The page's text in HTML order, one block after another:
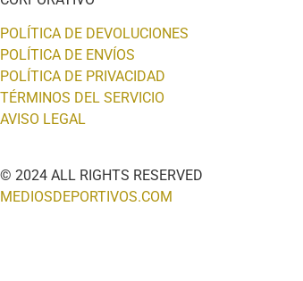
POLÍTICA DE DEVOLUCIONES
POLÍTICA DE ENVÍOS
POLÍTICA DE PRIVACIDAD
TÉRMINOS DEL SERVICIO
AVISO LEGAL
© 2024 ALL RIGHTS RESERVED
MEDIOSDEPORTIVOS.COM